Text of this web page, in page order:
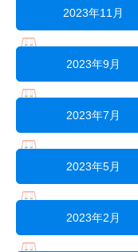
2023年11月
2023年9月
2023年7月
2023年5月
2023年2月